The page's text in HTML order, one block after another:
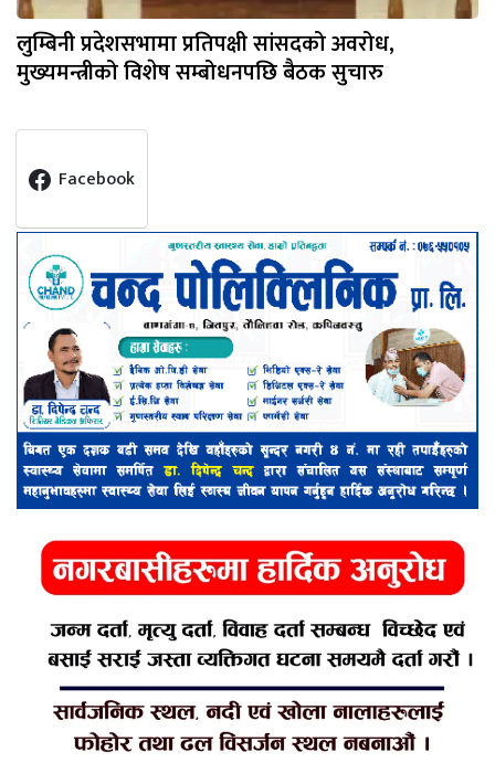
लुम्बिनी प्रदेशसभामा प्रतिपक्षी सांसदको अवरोध,
मुख्यमन्त्रीको विशेष सम्बोधनपछि बैठक सुचारु
Facebook